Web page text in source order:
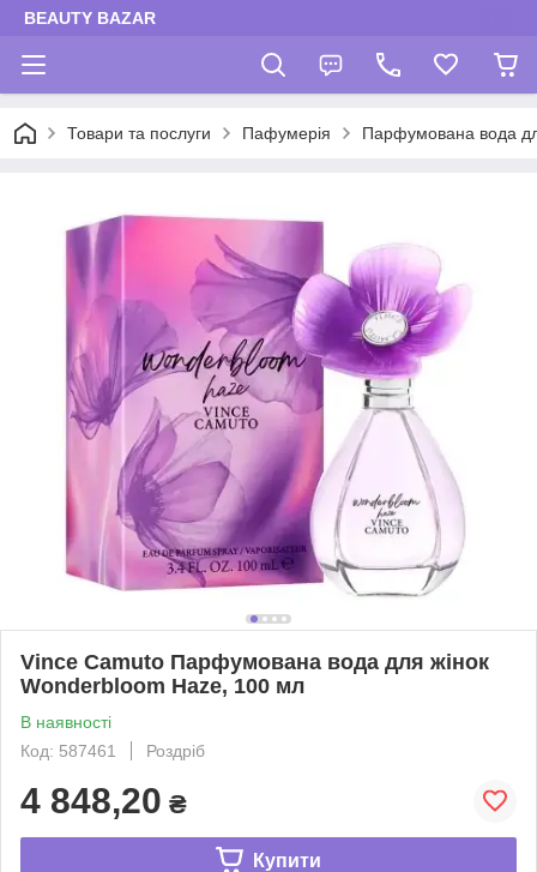
BEAUTY BAZAR
Товари та послуги Пафумерія Парфумована вода
Vince Camuto Парфумована вода для жінок
Wonderbloom Haze, 100 мл
В наявності
Код: 587461
Роздріб
4 848,20 ₴
Купити